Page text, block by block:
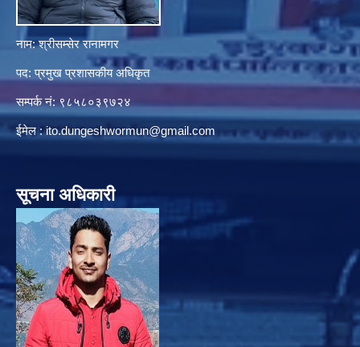
नाम: श्रीसम्सेर रानामगर
पद: प्रमुख प्रशासकीय अधिकृत
सम्पर्क नं: ९८५८०३९७२४
ईमेल :ito.dungeshwormun@gmail.com
सूचना अधिकारी